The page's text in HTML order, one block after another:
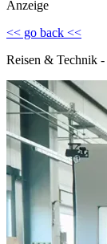
Anzeige
<< go back <<
Reisen & Technik -